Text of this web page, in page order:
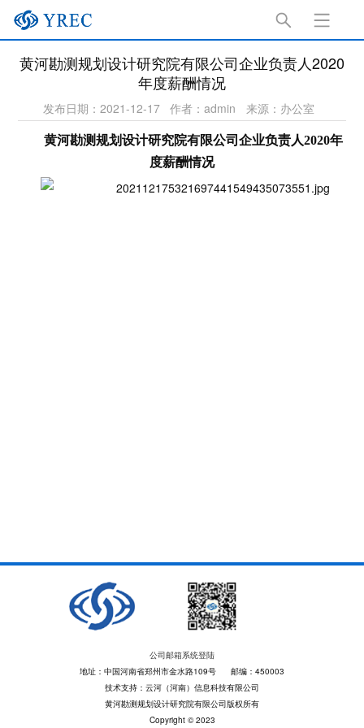
黄河勘测规划设计研究院有限公司企业负责人2020
年度薪酬情况
发布日期：2021-12-17 作者：admin 来源：办公室
黄河勘测规划设计研究院有限公司企业负责人2020年
度薪酬情况
公司邮箱系统登陆
地址：中国河南省郑州市金水路109号 邮编：450003
技术支持：云河（河南）信息科技有限公司
黄河勘测规划设计研究院有限公司版权所有
Copyright © 2023